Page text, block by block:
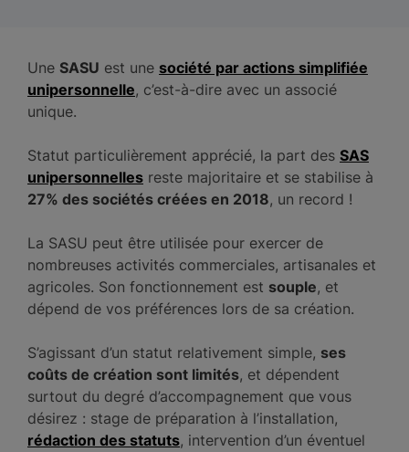
Une SASU est une société par actions simplifiée
unipersonnelle, c’est-à-dire avec un associé
unique.
Statut particulièrement apprécié, la part des SAS
unipersonnelles reste majoritaire et se stabilise à
27% des sociétés créées en 2018, un record !
La SASU peut être utilisée pour exercer de
nombreuses activités commerciales, artisanales et
agricoles. Son fonctionnement est souple, et
dépend de vos préférences lors de sa création.
S’agissant d’un statut relativement simple, ses
coûts de création sont limités, et dépendent
surtout du degré d’accompagnement que vous
désirez : stage de préparation à l’installation,
rédaction des statuts, intervention d’un éventuel